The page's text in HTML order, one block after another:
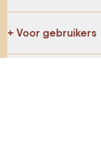
Voor gebruikers